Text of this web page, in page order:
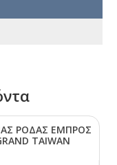
ΡΟΔΑΣ ΕΜΠΡΟΣ
ΤΑΙWΑΝ